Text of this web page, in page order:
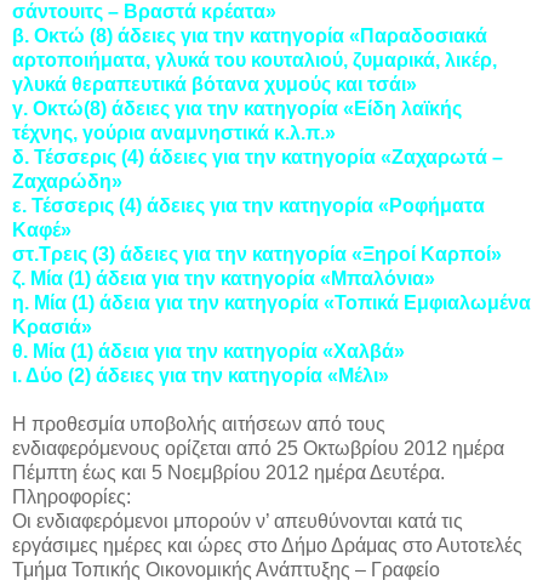
σάντουιτς – Βραστά κρέατα»
β. Οκτώ (8) άδειες για την κατηγορία «Παραδοσιακά
αρτοποιήματα, γλυκά του κουταλιού, ζυμαρικά, λικέρ,
γλυκά θεραπευτικά βότανα χυμούς και τσάι»
γ. Οκτώ(8) άδειες για την κατηγορία «Είδη λαϊκής
τέχνης, γούρια αναμνηστικά κ.λ.π.»
δ. Τέσσερις (4) άδειες για την κατηγορία «Ζαχαρωτά –
Ζαχαρώδη»
ε. Τέσσερις (4) άδειες για την κατηγορία «Ροφήματα
Καφέ»
στ.Τρεις (3) άδειες για την κατηγορία «Ξηροί Καρποί»
ζ. Μία (1) άδεια για την κατηγορία «Μπαλόνια»
η. Μία (1) άδεια για την κατηγορία «Τοπικά Εμφιαλωμένα
Κρασιά»
θ. Μία (1) άδεια για την κατηγορία «Χαλβά»
ι. Δύο (2) άδειες για την κατηγορία «Μέλι»
Η προθεσμία υποβολής αιτήσεων από τους
ενδιαφερόμενους ορίζεται από 25 Οκτωβρίου 2012 ημέρα
Πέμπτη έως και 5 Νοεμβρίου 2012 ημέρα Δευτέρα.
Πληροφορίες:
Οι ενδιαφερόμενοι μπορούν ν’ απευθύνονται κατά τις
εργάσιμες ημέρες και ώρες στο Δήμο Δράμας στο Αυτοτελές
Τμήμα Τοπικής Οικονομικής Ανάπτυξης – Γραφείο